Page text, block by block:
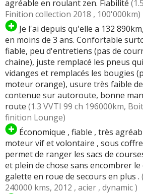
agréable en roulant zen. Fiabilité
Finition collection 2018 , 100'000km)
Je l'ai depuis qu'elle a 132
en moins de 3 ans. Confortable
fiable, peu d'entretiens (pas de
chaine), juste remplacé les pneus
vidanges et remplacés les bougies
moteur orange), usure très faible
contenue sur autoroute, bonne
route (1.3 VVTI 99 ch 196000km,
finition Lounge)
Économique , fiable , très
moteur vif et volontaire , sous
permet de ranger les sacs de
et plein de chose sans encombrer le
galette en roue de secours en plus .
240000 kms, 2012 , acier , dynamic )